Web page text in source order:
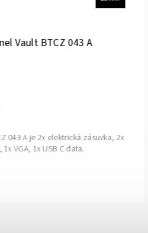
BTCZ 043 A
A je 2x elektrická zásuvka, 2x
1x USB C data.